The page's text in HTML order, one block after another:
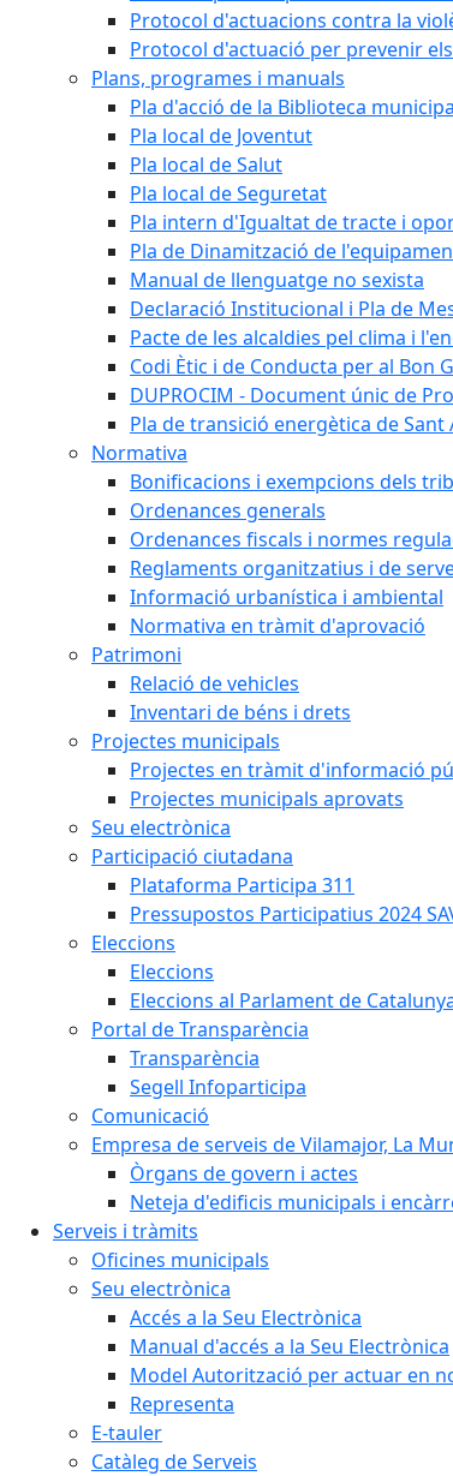
Protocol d'actuacions contra la
Protocol d'actuació per prevenir
Plans, programes i manuals
Pla d'acció de la Biblioteca
Pla local de Joventut
Pla local de Salut
Pla local de Seguretat
Pla intern d'Igualtat de tracte i
Pla de Dinamització de
Manual de llenguatge no sexista
Declaració Institucional i Pla de
Pacte de les alcaldies pel clima i
Codi Ètic i de Conducta per al Bon
DUPROCIM - Document únic de
Pla de transició energètica de
Normativa
Bonificacions i exempcions dels
Ordenances generals
Ordenances fiscals i normes
Reglaments organitzatius i de
Informació urbanística i ambiental
Normativa en tràmit d'aprovació
Patrimoni
Relació de vehicles
Inventari de béns i drets
Projectes municipals
Projectes en tràmit d'informació
Projectes municipals aprovats
Seu electrònica
Participació ciutadana
Plataforma Participa 311
Pressupostos Participatius 2024
Eleccions
Eleccions
Eleccions al Parlament de
Portal de Transparència
Transparència
Segell Infoparticipa
Comunicació
Empresa de serveis de Vilamajor, La
Òrgans de govern i actes
Neteja d'edificis municipals i
Serveis i tràmits
Oficines municipals
Seu electrònica
Accés a la Seu Electrònica
Manual d'accés a la Seu Electrònica
Model Autorització per actuar en
Representa
E-tauler
Catàleg de Serveis